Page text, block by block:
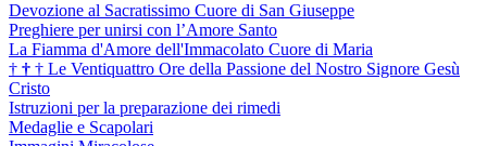
Devozione al Sacratissimo Cuore di San Giuseppe
Preghiere per unirsi con l’Amore Santo
La Fiamma d'Amore dell'Immacolato Cuore di Maria
† † † Le Ventiquattro Ore della Passione del Nostro Signore Gesù
Cristo
Istruzioni per la preparazione dei rimedi
Medaglie e Scapolari